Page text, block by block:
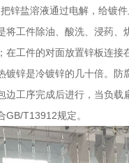
把锌盐溶液通过电解，给
将工件除油、酸洗、浸药
在工件的对面放置锌板连
镀锌是冷镀锌的几十倍。防
边工序完成后进行，当负
T13912规定。